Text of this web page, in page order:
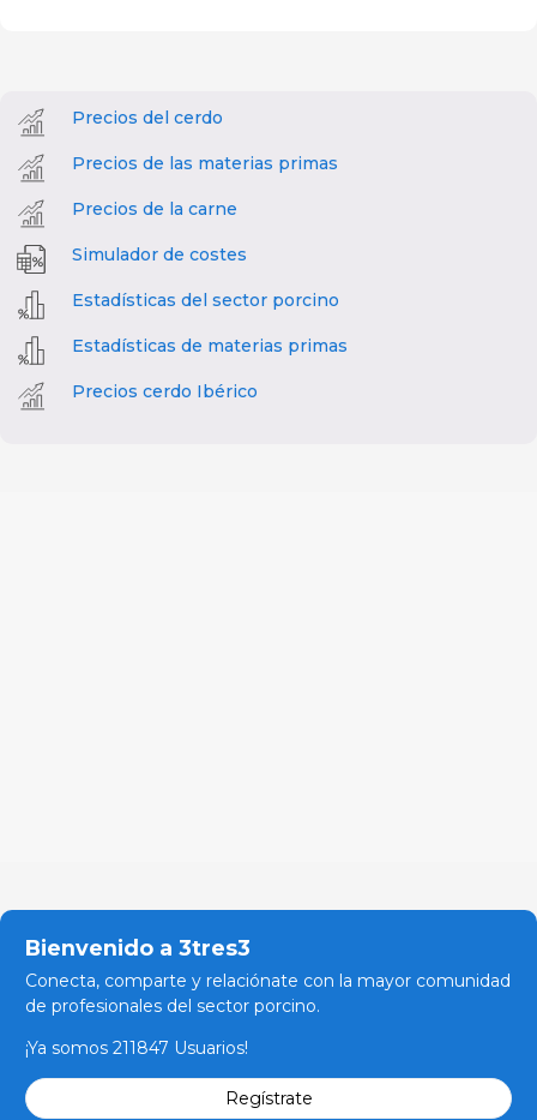
Precios del cerdo
Precios de las materias primas
Precios de la carne
Simulador de costes
Estadísticas del sector porcino
Estadísticas de materias primas
Precios cerdo Ibérico
Bienvenido a 3tres3
Conecta, comparte y relaciónate con la mayor comunidad
de profesionales del sector porcino.
¡Ya somos 211847 Usuarios!
Regístrate